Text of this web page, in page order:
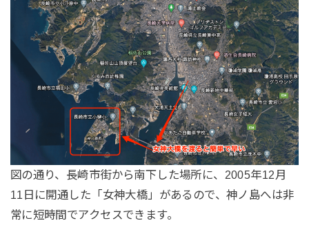
図の通り、長崎市街から南下した場所に、2005年12月
11日に開通した「女神大橋」があるので、神ノ島へは非
常に短時間でアクセスできます。